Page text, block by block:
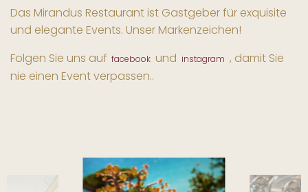
Das Mirandus Restaurant ist Gastgeber für exquisite
und elegante Events. Unser Markenzeichen!
Folgen Sie uns auf facebook und instagram , damit Sie
nie einen Event verpassen..